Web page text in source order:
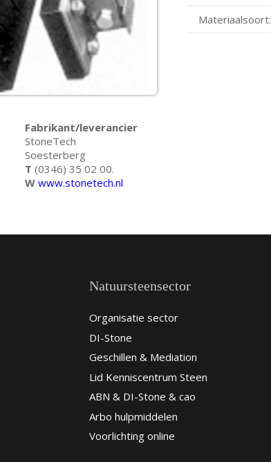
Fabrikant/leverancier
StoneTech
Soesterberg
T (0346) 35 02 00.
W www.stonetech.nl
Materiaalsoort:
Natuursteensector
Organisatie sector
DI-Stone
Geschillen & Mediation
Lid Kenniscentrum Steen
ABN & DI-Stone & cao
Arbo hulpmiddelen
Voorlichting online